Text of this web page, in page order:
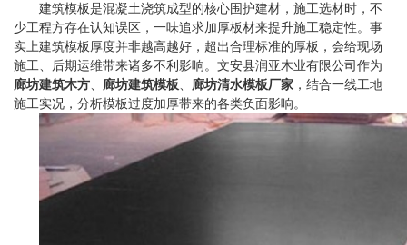
建筑模板是混凝土浇筑成型的核心围护建材，施工选材时，不
少工程方存在认知误区，一味追求加厚板材来提升施工稳定性。事
实上建筑模板厚度并非越高越好，超出合理标准的厚板，会给现场
施工、后期运维带来诸多不利影响。文安县润亚木业有限公司作为
廊坊建筑木方
廊坊建筑模板 廊坊清水模板厂家 ，结合一线工地
施工实况，分析模板过度加厚带来的各类负面影响。